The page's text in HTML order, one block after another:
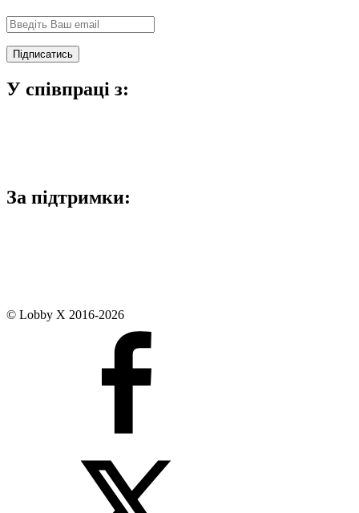
У співпраці з:
За підтримки:
© Lobby X 2016-2026